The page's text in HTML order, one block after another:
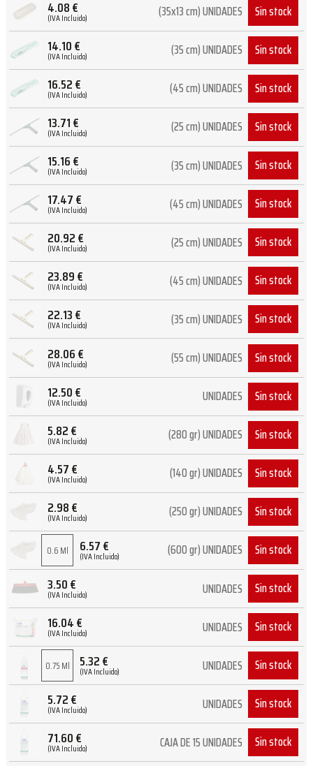
4.08€
(IVA Incluido) (35x13 cm) UNIDADES Sin stock
14.10€
(IVA Incluido) (35 cm) UNIDADES Sin stock
16.52€
(IVA Incluido) (45 cm) UNIDADES Sin stock
13.71€
(IVA Incluido) (25 cm) UNIDADES Sin stock
15.16€
(IVA Incluido) (35 cm) UNIDADES Sin stock
17.47€
(IVA Incluido) (45 cm) UNIDADES Sin stock
20.92€
(IVA Incluido) (25 cm) UNIDADES Sin stock
23.89€
(IVA Incluido) (45 cm) UNIDADES Sin stock
22.13€
(IVA Incluido) (35 cm) UNIDADES Sin stock
28.06€
(IVA Incluido) (55 cm) UNIDADES Sin stock
12.50€
(IVA Incluido) UNIDADES Sin stock
5.82€
(IVA Incluido) (280 gr) UNIDADES Sin stock
4.57€
(IVA Incluido) (140 gr) UNIDADES Sin stock
2.98€
(IVA Incluido) (250 gr) UNIDADES Sin stock
0.6 Ml 6.57€
(IVA Incluido) (600 gr) UNIDADES Sin stock
3.50€
(IVA Incluido) UNIDADES Sin stock
16.04€
(IVA Incluido) UNIDADES Sin stock
0.75 Ml 5.32€
(IVA Incluido) UNIDADES Sin stock
5.72€
(IVA Incluido) UNIDADES Sin stock
71.60€
(IVA Incluido) CAJA DE 15 UNIDADES Sin stock